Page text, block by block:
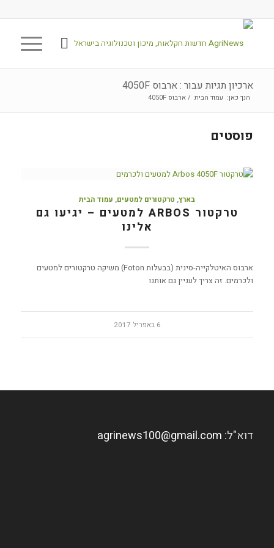
ארכיון תגיות עבור : ארבוס 4050F
הנך כאן: עמוד הבית / ארבוס 4050F
פוסטים
בארץ, טרקטורים למטעים, עמוד הבית
טרקטור ARBOS למטעים – יגיעו גם
אלינו
ארבוס האיטלקייה-סינית (בבעלות Foton) משיקה טרקטורים למטעים
ולכרמים. זה צריך לעניין גם אותנו
6 באפריל 2017
דוא"ל: agrinews100@gmail.com